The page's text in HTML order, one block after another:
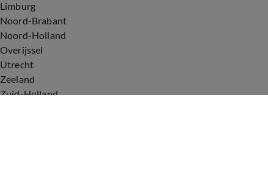
Limburg
Noord-Brabant
Noord-Holland
Overijssel
Utrecht
Zeeland
Zuid-Holland